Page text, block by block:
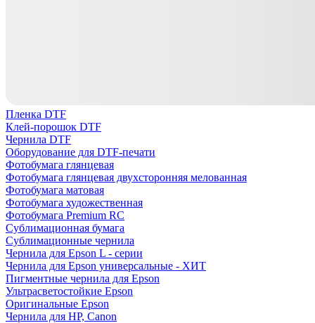
Пленка DTF
Клей-порошок DTF
Чернила DTF
Оборудование для DTF-печати
Фотобумага глянцевая
Фотобумага глянцевая двухсторонняя мелованная
Фотобумага матовая
Фотобумага художественная
Фотобумага Premium RC
Сублимационная бумага
Сублимационные чернила
Чернила для Epson L - серии
Чернила для Epson универсальные - ХИТ
Пигментные чернила для Epson
Ультрасветостойкие Epson
Оригинальные Epson
Чернила для HP, Canon